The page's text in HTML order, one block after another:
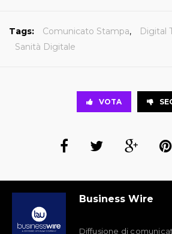
Tags: Comunicato Stampa, Digital
Sanità Digitale
VOTA
Business Wire
Diffusione di